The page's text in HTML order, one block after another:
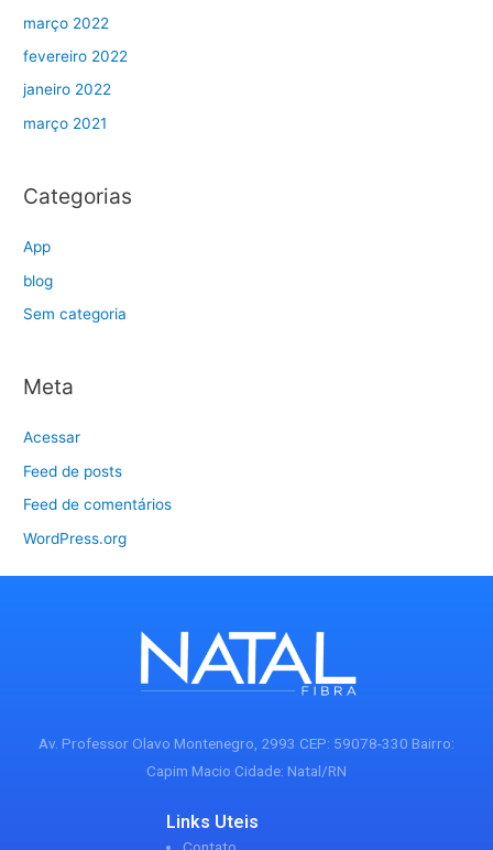
março 2022
fevereiro 2022
janeiro 2022
março 2021
Categorias
App
blog
Sem categoria
Meta
Acessar
Feed de posts
Feed de comentários
WordPress.org
Av. Professor Olavo Montenegro, 2993 CEP: 59078-330 Bairro:
Capim Macio Cidade: Natal/RN
Links Uteis